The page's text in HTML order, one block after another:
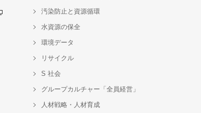
汚染防止と資源循環
水資源の保全
環境データ
リサイクル
S 社会
グループカルチャー「全員経営」
人材戦略・人材育成